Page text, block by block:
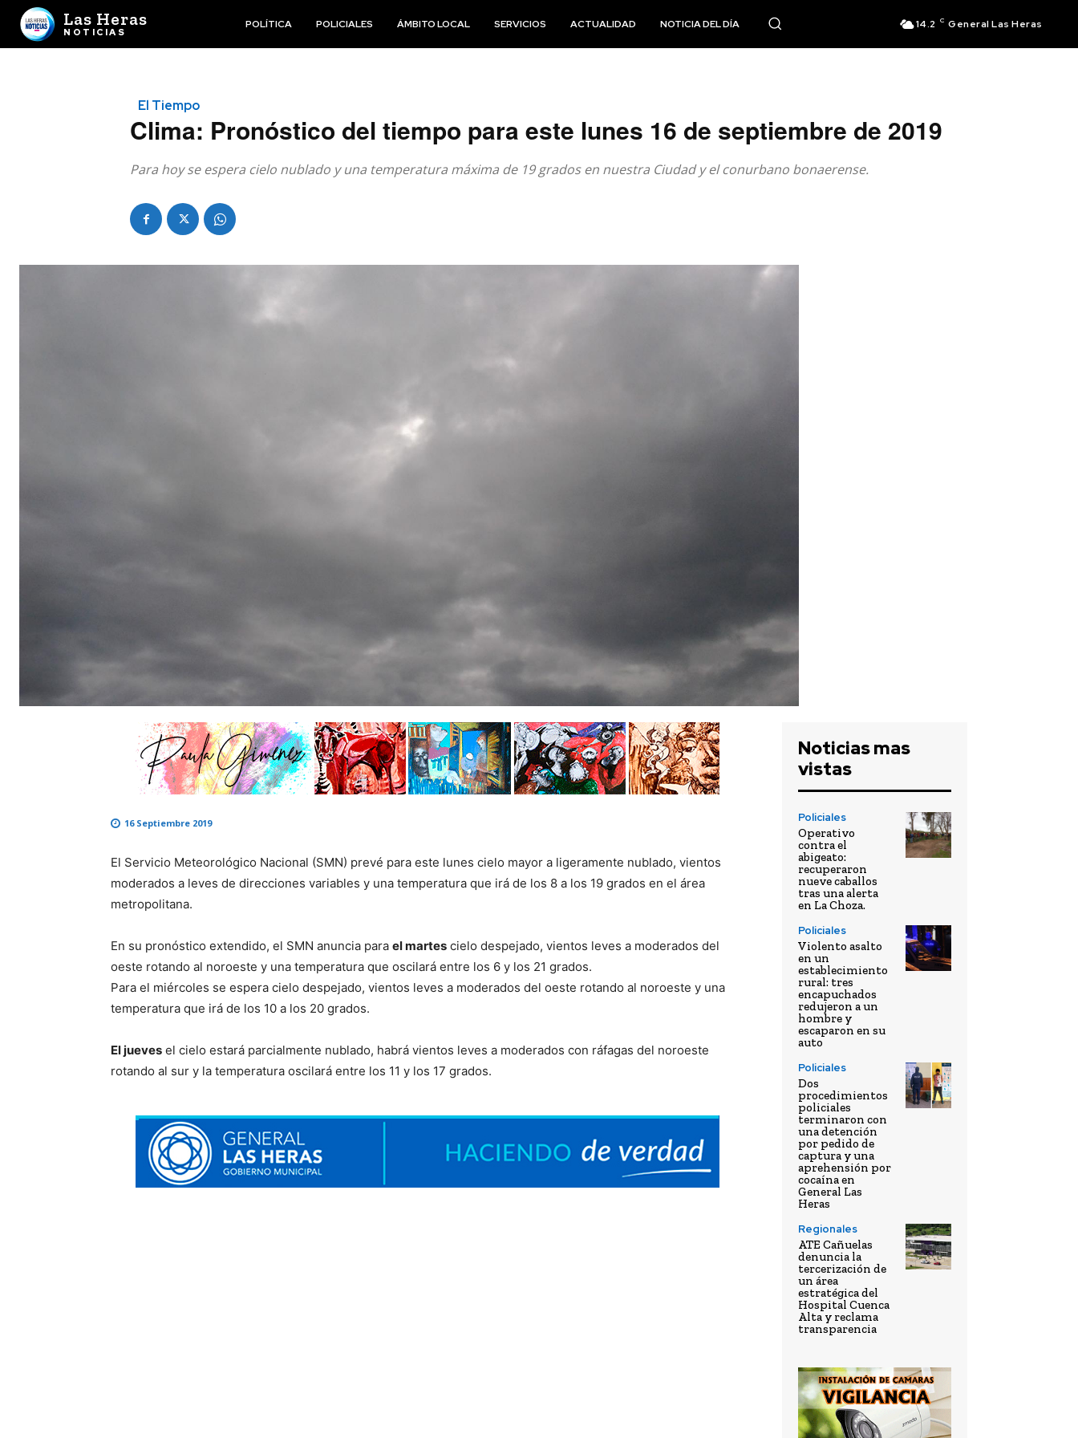
Las Heras
NOTICIAS
POLÍTICA POLICIALES ÁMBITO LOCAL SERVICIOS ACTUALIDAD NOTICIA DEL DÍA 14.2 C General Las Heras
El Tiempo
Clima: Pronóstico del tiempo para este lunes 16 de septiembre de 2019
Para hoy se espera cielo nublado y una temperatura máxima de 19 grados en nuestra Ciudad y el conurbano bonaerense.
16 Septiembre 2019
El Servicio Meteorológico Nacional (SMN) prevé para este lunes cielo mayor a ligeramente nublado, vientos
moderados a leves de direcciones variables y una temperatura que irá de los 8 a los 19 grados en el área
metropolitana.
En su pronóstico extendido, el SMN anuncia para el martes cielo despejado, vientos leves a moderados del
oeste rotando al noroeste y una temperatura que oscilará entre los 6 y los 21 grados.
Para el miércoles se espera cielo despejado, vientos leves a moderados del oeste rotando al noroeste y una
temperatura que irá de los 10 a los 20 grados.
El jueves el cielo estará parcialmente nublado, habrá vientos leves a moderados con ráfagas del noroeste
rotando al sur y la temperatura oscilará entre los 11 y los 17 grados.
Noticias mas
vistas
Policiales
Operativo
contra el
abigeato:
recuperaron
nueve caballos
tras una alerta
en La Choza.
Policiales
Violento asalto
en un
establecimiento
rural: tres
encapuchados
redujeron a un
hombre y
escaparon en su
auto
Policiales
Dos
procedimientos
policiales
terminaron con
una detención
por pedido de
captura y una
aprehensión por
cocaína en
General Las
Heras
Regionales
ATE Cañuelas
denuncia la
tercerización de
un área
estratégica del
Hospital Cuenca
Alta y reclama
transparencia